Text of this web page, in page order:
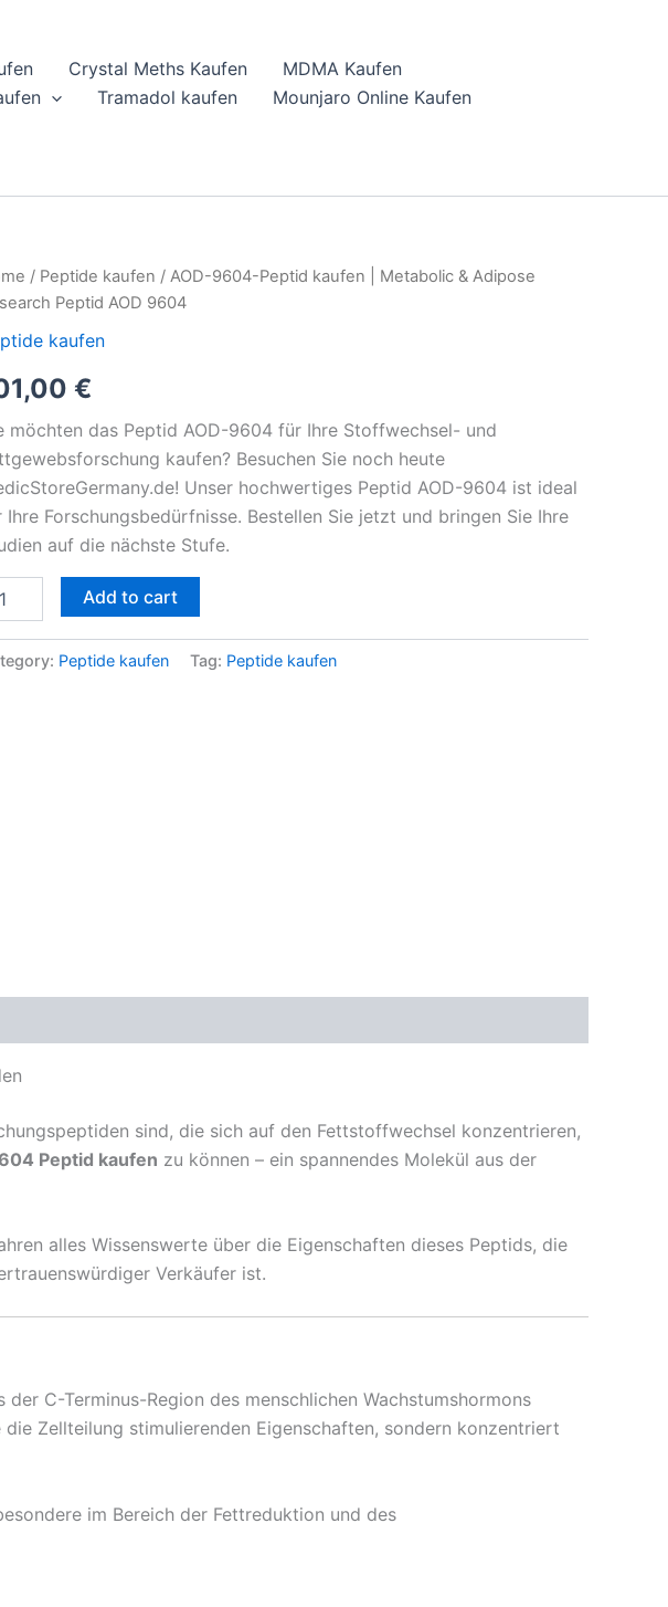
Crystal Meths Kaufen
MDMA Kaufen
Tramadol kaufen
Mounjaro Online Kaufen
/ Peptide kaufen / AOD-9604-Peptid kaufen | Metabolic & Adipose
Peptid AOD 9604
kaufen
€
möchten das Peptid AOD-9604 für Ihre Stoffwechsel- und
kaufen? Besuchen Sie noch heute
Unser hochwertiges Peptid AOD-9604 ist ideal
Ihre Forschungsbedürfnisse. Bestellen Sie jetzt und bringen Sie Ihre
auf die nächste Stufe.
Add to cart
Peptide kaufen Tag: Peptide kaufen
sind, die sich auf den Fettstoffwechsel konzentrieren,
Peptid kaufen zu können – ein spannendes Molekül aus der
alles Wissenswerte über die Eigenschaften dieses Peptids, die
Verkäufer ist.
C-Terminus-Region des menschlichen Wachstumshormons
Zellteilung stimulierenden Eigenschaften, sondern konzentriert
im Bereich der Fettreduktion und des